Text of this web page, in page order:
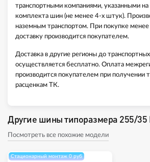
транспортными компаниями, указанными на
комплекта шин (не менее 4-х штук).
наземным транспортом. При покупке
доставку производится покупателем.
Доставка в другие регионы до
осуществляется бесплатно. Оплата
производится покупателем при получении
расценкам ТК.
Другие шины типоразмера 255/35
Посмотреть все похожие модели
Стационарный монтаж 0 руб